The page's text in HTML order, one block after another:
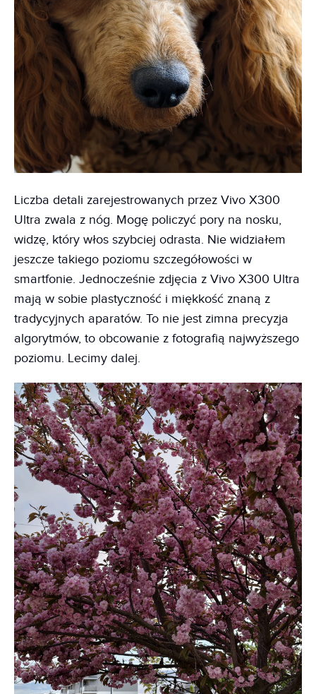
Liczba detali zarejestrowanych przez Vivo X300
Ultra zwala z nóg. Mogę policzyć pory na nosku,
widzę, który włos szybciej odrasta. Nie widziałem
jeszcze takiego poziomu szczegółowości w
smartfonie. Jednocześnie zdjęcia z Vivo X300 Ultra
mają w sobie plastyczność i miękkość znaną z
tradycyjnych aparatów. To nie jest zimna precyzja
algorytmów, to obcowanie z fotografią najwyższego
poziomu. Lecimy dalej.